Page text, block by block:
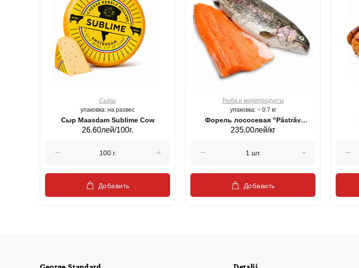
Сыры
упаковка: на развес
Сыр Maasdam Sublime Cow
26.60лей/100г.
Добавить
Рыба и морепродукты
упаковка: ~ 0.7 кг
Форель лососевая "Păstrăv
Moldovenesc"
235.00лей/кг
Добавить